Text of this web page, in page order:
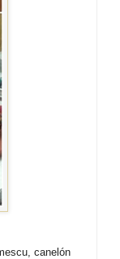
canelón